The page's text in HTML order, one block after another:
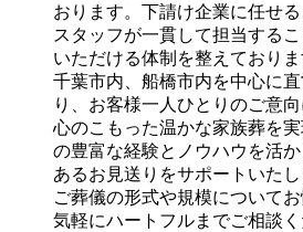
おります。下請け企業に任せ
スタッフが一貫して担当する
いただける体制を整えておりま
千葉市内、船橋市内を中心に
り、お客様一人ひとりのご意
心のこもった温かな家族葬を
の豊富な経験とノウハウを活
あるお見送りをサポートいたし
ご葬儀の形式や規模について
気軽にハートフルまでご相談